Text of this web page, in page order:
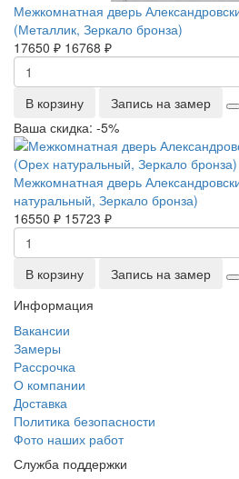
Межкомнатная дверь
(Металлик, Зеркало бронза)
17650 ₽ 16768 ₽
В корзину
Запись на замер
Ваша скидка: -5%
Межкомнатная дверь
натуральный, Зеркало бронза)
16550 ₽ 15723 ₽
В корзину
Запись на замер
Информация
Вакансии
Замеры
Рассрочка
О компании
Доставка
Политика безопасности
Фото наших работ
Служба поддержки